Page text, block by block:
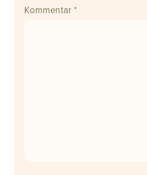
Kommentar *